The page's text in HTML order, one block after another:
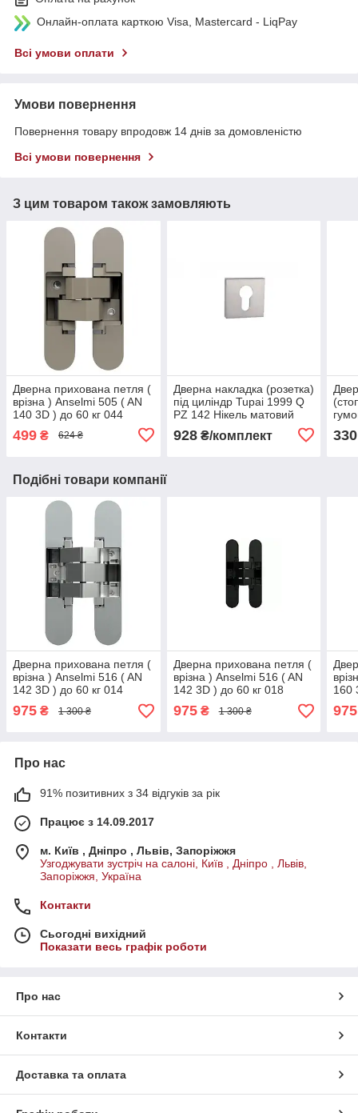
Онлайн-оплата карткою Visa, Mastercard - LiqPay
Всі умови оплати
Умови повернення
Повернення товару впродовж 14 днів за домовленістю
Всі умови повернення
З цим товаром також замовляють
Дверна прихована петля (
врізна ) Anselmi 505 ( AN
140 3D ) до 60 кг 044
499 ₴ 624 ₴
Дверна накладка (розетка)
під циліндр Tupai 1999 Q
PZ 142 Нікель матовий
928₴/комплект 330
Подібні товари компанії
Дверна прихована петля (
врізна ) Anselmi 516 ( AN
142 3D ) до 60 кг 014
Хром матовий
975 ₴ 1 300 ₴
Дверна прихована петля (
врізна ) Anselmi 516 ( AN
142 3D ) до 60 кг 018
Чорний матовий
975₴ 1 300 ₴
160
975
Про нас
91% позитивних з 34 відгуків за рік
Працює з 14.09.2017
м. Київ , Дніпро , Львів, Запоріжжя
Узгоджувати зустріч на салоні, Київ , Дніпро , Львів,
Запоріжжя, Україна
Контакти
Сьогодні вихідний
Показати весь графік роботи
Про нас
Контакти
Доставка та оплата